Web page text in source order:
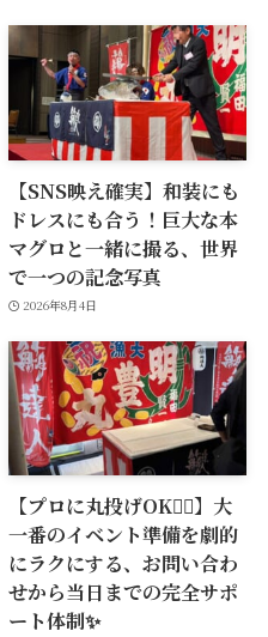
【SNS映え確実】和装にも
ドレスにも合う！巨大な本
マグロと一緒に撮る、世界
で一つの記念写真
2026年8月4日
【プロに丸投げOK🙆‍♂️】大
一番のイベント準備を劇的
にラクにする、お問い合わ
せから当日までの完全サポ
ート体制✨